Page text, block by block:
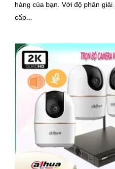
hàng của bạn. Với độ phân giải 2.0 MP, camera này cung
cấp...